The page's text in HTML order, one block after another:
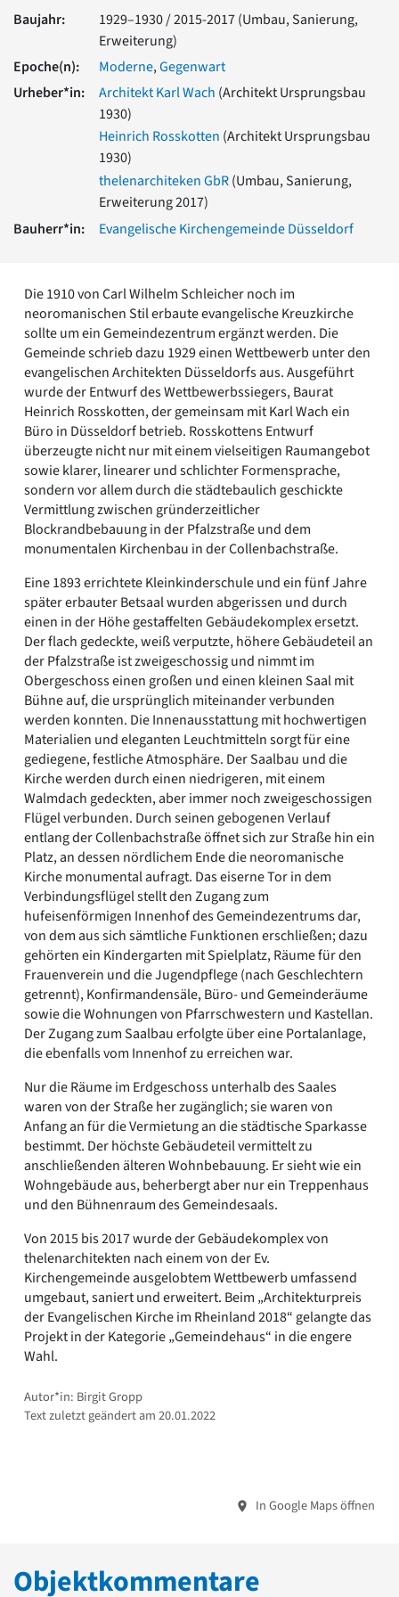
Romanik
Vorromanik
Über uns
Über baukunst-nrw
Fachbeirat
Freunde & Förderer
Impressum
Datenschutz
Suchbegriff eingeben
Baujahr:
1929–1930 / 2015-2017 (Umbau, Sanierung,
Erweiterung)
Epoche(n):
Moderne,Gegenwart
Urheber*in:
Architekt Karl Wach (Architekt Ursprungsbau
1930)
Heinrich Rosskotten (Architekt Ursprungsbau
1930)
thelenarchiteken GbR(Umbau, Sanierung,
Erweiterung 2017)
Bauherr*in:
Evangelische Kirchengemeinde Düsseldorf
Die 1910 von Carl Wilhelm Schleicher noch im
neoromanischen Stil erbaute evangelische Kreuzkirche
sollte um ein Gemeindezentrum ergänzt werden. Die
Gemeinde schrieb dazu 1929 einen Wettbewerb unter den
evangelischen Architekten Düsseldorfs aus. Ausgeführt
wurde der Entwurf des Wettbewerbssiegers, Baurat
Heinrich Rosskotten, der gemeinsam mit Karl Wach ein
Büro in Düsseldorf betrieb. Rosskottens Entwurf
überzeugte nicht nur mit einem vielseitigen Raumangebot
sowie klarer, linearer und schlichter Formensprache,
sondern vor allem durch die städtebaulich geschickte
Vermittlung zwischen gründerzeitlicher
Blockrandbebauung in der Pfalzstraße und dem
monumentalen Kirchenbau in der Collenbachstraße.
Eine 1893 errichtete Kleinkinderschule und ein fünf Jahre
später erbauter Betsaal wurden abgerissen und durch
einen in der Höhe gestaffelten Gebäudekomplex ersetzt.
Der flach gedeckte, weiß verputzte, höhere Gebäudeteil an
der Pfalzstraße ist zweigeschossig und nimmt im
Obergeschoss einen großen und einen kleinen Saal mit
Bühne auf, die ursprünglich miteinander verbunden
werden konnten. Die Innenausstattung mit hochwertigen
Materialien und eleganten Leuchtmitteln sorgt für eine
gediegene, festliche Atmosphäre. Der Saalbau und die
Kirche werden durch einen niedrigeren, mit einem
Walmdach gedeckten, aber immer noch zweigeschossigen
Flügel verbunden. Durch seinen gebogenen Verlauf
entlang der Collenbachstraße öffnet sich zur Straße hin ein
Platz, an dessen nördlichem Ende die neoromanische
Kirche monumental aufragt. Das eiserne Tor in dem
Verbindungsflügel stellt den Zugang zum
hufeisenförmigen Innenhof des Gemeindezentrums dar,
von dem aus sich sämtliche Funktionen erschließen; dazu
gehörten ein Kindergarten mit Spielplatz, Räume für den
Frauenverein und die Jugendpflege (nach Geschlechtern
getrennt), Konfirmandensäle, Büro- und Gemeinderäume
sowie die Wohnungen von Pfarrschwestern und Kastellan.
Der Zugang zum Saalbau erfolgte über eine Portalanlage,
die ebenfalls vom Innenhof zu erreichen war.
Nur die Räume im Erdgeschoss unterhalb des Saales
waren von der Straße her zugänglich; sie waren von
Anfang an für die Vermietung an die städtische Sparkasse
bestimmt. Der höchste Gebäudeteil vermittelt zu
anschließenden älteren Wohnbebauung. Er sieht wie ein
Wohngebäude aus, beherbergt aber nur ein Treppenhaus
und den Bühnenraum des Gemeindesaals.
Von 2015 bis 2017 wurde der Gebäudekomplex von
thelenarchitekten nach einem von der Ev.
Kirchengemeinde ausgelobtem Wettbewerb umfassend
umgebaut, saniert und erweitert. Beim „Architekturpreis
der Evangelischen Kirche im Rheinland 2018“ gelangte das
Projekt in der Kategorie „Gemeindehaus“ in die engere
Wahl.
Autor*in: Birgit Gropp
Text zuletzt geändert am 20.01.2022
In Google Maps öffnen
Objektkommentare